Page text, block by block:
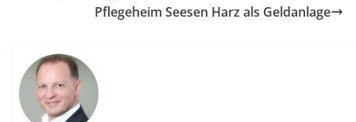
Pflegeheim Seesen Harz als Geldanlage